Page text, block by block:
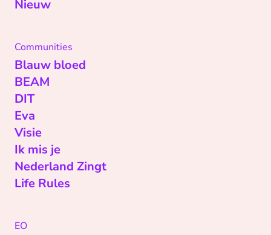
Nieuw
Communities
Blauw bloed
BEAM
DIT
Eva
Visie
Ik mis je
Nederland Zingt
Life Rules
EO